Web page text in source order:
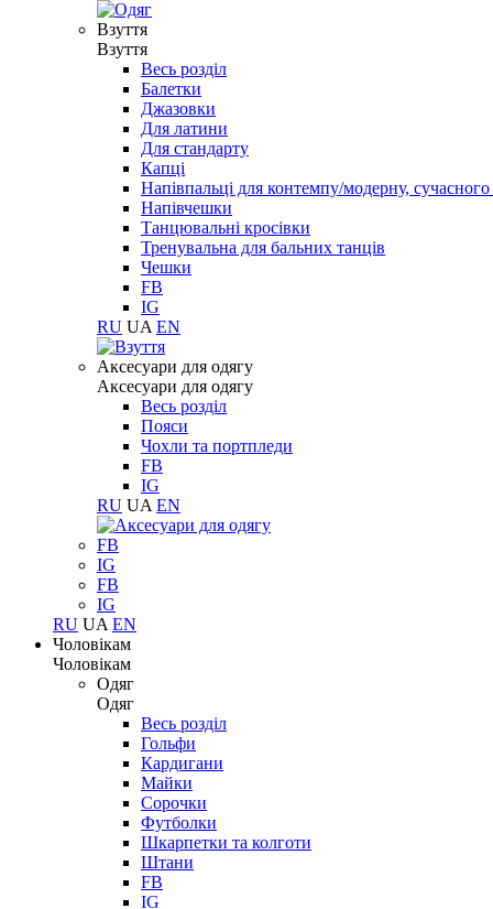
Взуття
Взуття
Весь розділ
Балетки
Джазовки
Для латини
Для стандарту
Капці
Напівпальці для контемпу/модерну,
Напівчешки
Танцювальні кросівки
Тренувальна для бальних танців
Чешки
FB
IG
RU UA EN
Aксесуари для одягу
Aксесуари для одягу
Весь розділ
Пояси
Чохли та портпледи
FB
IG
RU UA EN
FB
IG
FB
IG
RU UA EN
Чоловікам
Чоловікам
Одяг
Одяг
Весь розділ
Гольфи
Кардигани
Майки
Сорочки
Футболки
Шкарпетки та колготи
Штани
FB
IG